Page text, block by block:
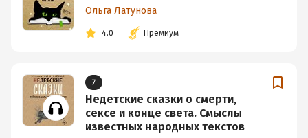
Ольга Латунова
4.0 Премиум
7
Недетские сказки о смерти,
сексе и конце света. Смыслы
известных народных текстов